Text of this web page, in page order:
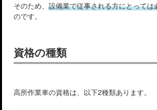
そのため、設備業で従事される方にとっては
のです。
資格の種類
高所作業車の資格は、以下2種類あります。